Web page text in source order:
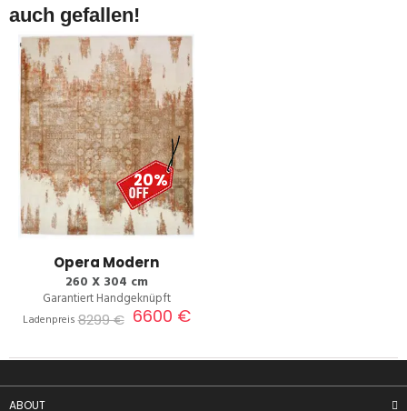
auch gefallen!
20%
Opera Modern
260 X 304 cm
Garantiert Handgeknüpft
Ladenpreis8299 € 6600 €
ABOUT